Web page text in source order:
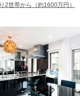
2世帯から （約1600万円）